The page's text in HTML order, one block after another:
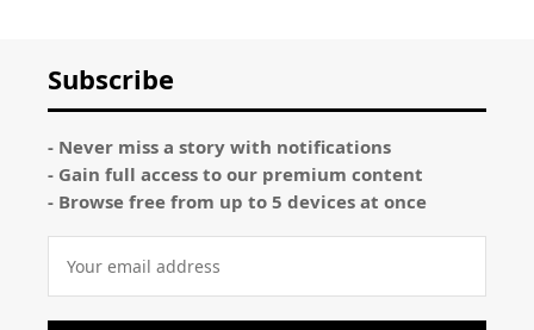
Subscribe
- Never miss a story with notifications
- Gain full access to our premium content
- Browse free from up to 5 devices at once